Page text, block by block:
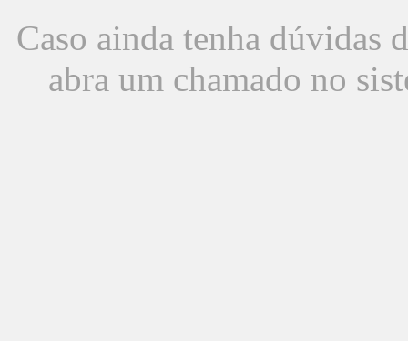
Caso ainda tenha dúvidas
abra um chamado no